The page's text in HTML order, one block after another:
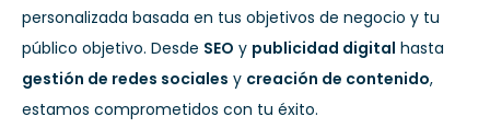
personalizada basada en tus objetivos de negocio y tu
público objetivo. Desde SEO y publicidad digital hasta
gestión de redes sociales y creación de contenido,
estamos comprometidos con tu éxito.